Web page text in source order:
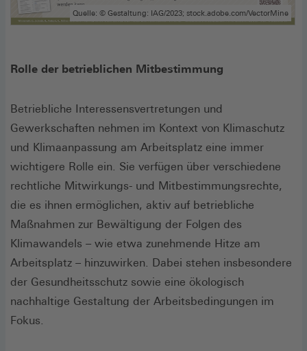
Quelle: © Gestaltung: IAG/2023; stock.adobe.com/VectorMine
Rolle der betrieblichen Mitbestimmung
Betriebliche Interessensvertretungen und
Gewerkschaften nehmen im Kontext von Klimaschutz
und Klimaanpassung am Arbeitsplatz eine immer
wichtigere Rolle ein. Sie verfügen über verschiedene
rechtliche Mitwirkungs- und Mitbestimmungsrechte,
die es ihnen ermöglichen, aktiv auf betriebliche
Maßnahmen zur Bewältigung der Folgen des
Klimawandels – wie etwa zunehmende Hitze am
Arbeitsplatz – hinzuwirken. Dabei stehen insbesondere
der Gesundheitsschutz sowie eine ökologisch
nachhaltige Gestaltung der Arbeitsbedingungen im
Fokus.